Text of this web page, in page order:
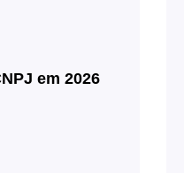
em 2026